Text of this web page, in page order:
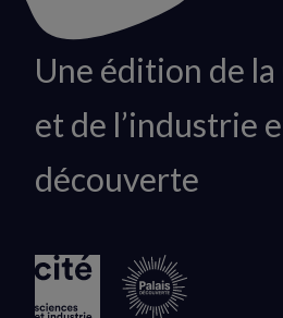
Animation
logo
Une édition de
et de l’industrie
découverte